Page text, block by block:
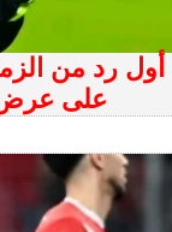
أول رد من
على عرض